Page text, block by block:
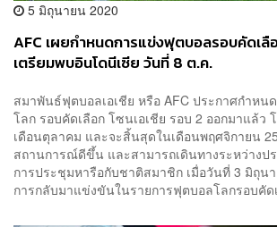
5 มิถุนายน 2020
AFC เผยกำหนดการแข่งฟุตบอลรอบคัดเลื
เตรียมพบอินโดนีเซีย วันที่ 8 ต.ค.
สมาพันธ์ฟุตบอลเอเชีย หรือ AFC ประกาศกำห
โลก รอบคัดเลือก โซนเอเชีย รอบ 2 ออกมาแล้ว
เดือนตุลาคม และจะสิ้นสุดในเดือนพฤศจิกายน
สถานการณ์ดีขึ้น และสามารถเดินทางระหว่างป
การประชุมหารือกับชาติสมาชิก เมื่อวันที่ 3 มิถุน
การกลับมาแข่งขันในรายการฟุตบอลโลกรอบคัด